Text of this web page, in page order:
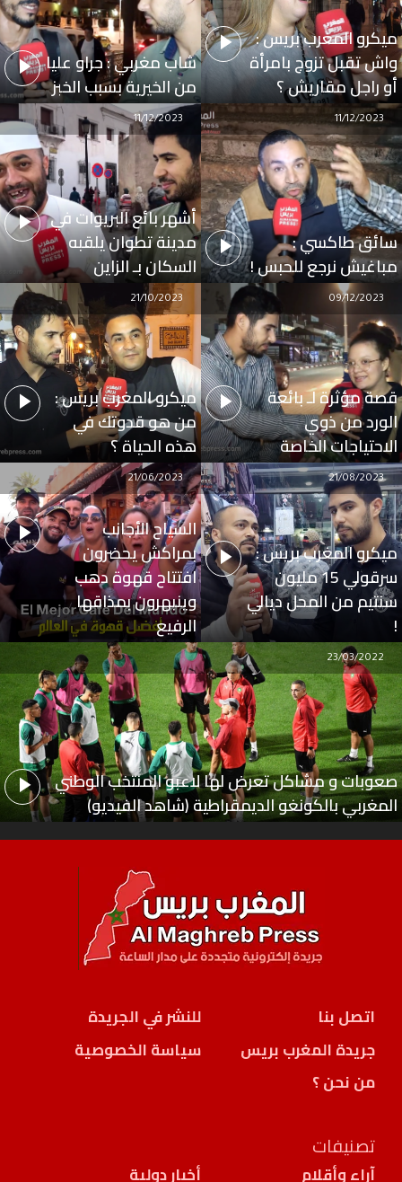
ميكرو المغرب بريس :
واش تقبل تزوج بامرأة
أو راجل مقاريش ؟
شاب مغربي : جراو عليا
من الخيرية بسبب الخبز
سائق طاكسي :
مباغيش نرجع للحبس !
11/12/2023
أشهر بائع البريوات في
مدينة تطوان يلقبه
السكان بـ الزاين
11/12/2023
قصة مؤثرة لـ بائعة
الورد من ذوي
الاحتياجات الخاصة
09/12/2023
ميكرو المغرب بريس :
من هو قدوتك في
هذه الحياة ؟
21/10/2023
ميكرو المغرب بريس :
سرقولي 15 مليون
سنتيم من المحل ديالي
!
21/08/2023
السياح الأجانب
بمراكش يحضرون
افتتاح قهوة دهب
وينبهرون بمذاقها
الرفيع
21/06/2023
صعوبات و مشاكل تعرض لها لاعبو المنتخب الوطني
المغربي بالكونغو الديمقراطية (شاهد الفيديو)
23/03/2022
اتصل بنا
للنشر في الجريدة
جريدة المغرب بريس
سياسة الخصوصية
من نحن ؟
تصنيفات
آراء وأقلام أخبار دولية